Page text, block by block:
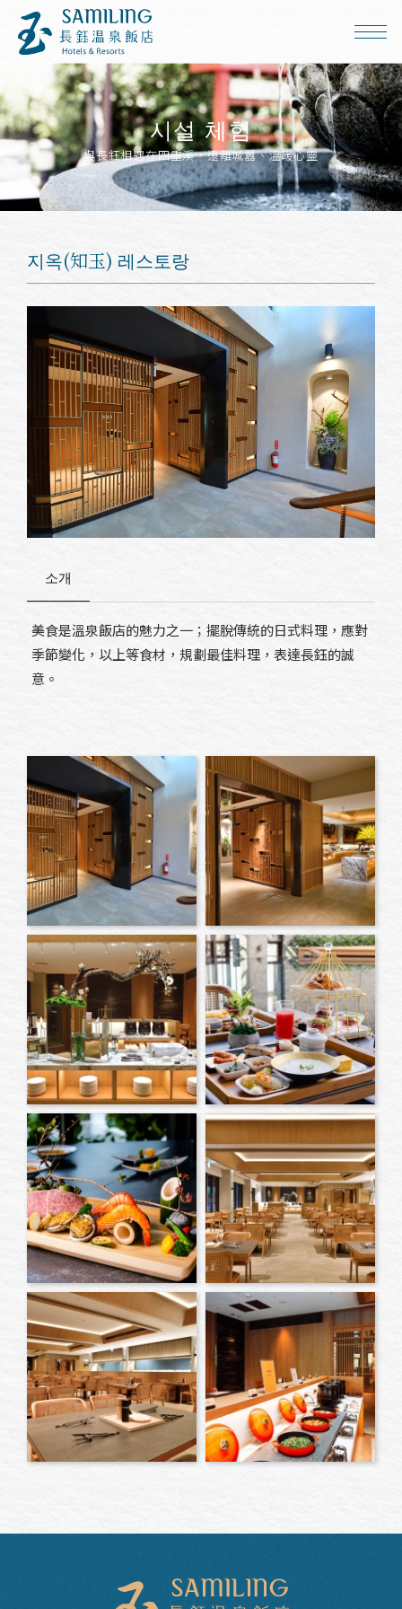
시설 체험
與長鈺相遇在四重溪，遠離城囂、溫暖心靈
지옥(知玉) 레스토랑
소개
美食是溫泉飯店的魅力之一；擺脫傳統的日式料理，應對
季節變化，以上等食材，規劃最佳料理，表達長鈺的誠
意。